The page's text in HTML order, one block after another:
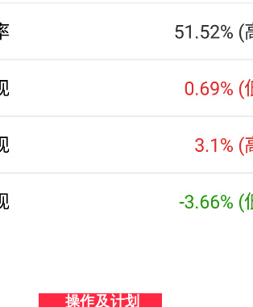
操作及计划